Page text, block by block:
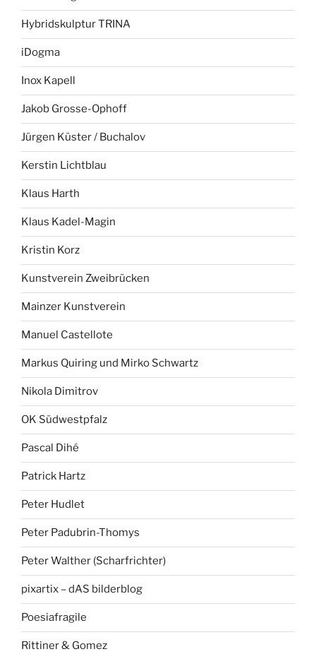
Hybridskulptur TRINA
iDogma
Inox Kapell
Jakob Grosse-Ophoff
Jürgen Küster / Buchalov
Kerstin Lichtblau
Klaus Harth
Klaus Kadel-Magin
Kristin Korz
Kunstverein Zweibrücken
Mainzer Kunstverein
Manuel Castellote
Markus Quiring und Mirko Schwartz
Nikola Dimitrov
OK Südwestpfalz
Pascal Dihé
Patrick Hartz
Peter Hudlet
Peter Padubrin-Thomys
Peter Walther (Scharfrichter)
pixartix – dAS bilderblog
Poesiafragile
Rittiner & Gomez